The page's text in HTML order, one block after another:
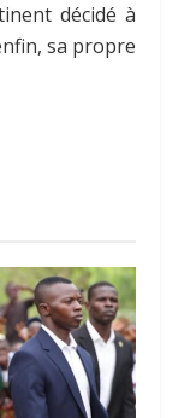
décidé à
sa propre